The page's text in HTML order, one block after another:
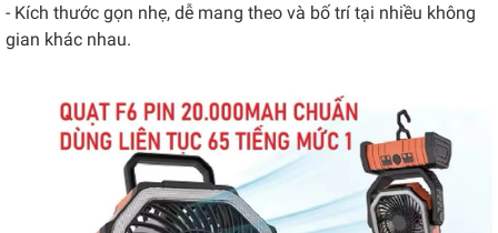
- Kích thước gọn nhẹ, dễ mang theo và bố trí tại nhiều không
gian khác nhau.